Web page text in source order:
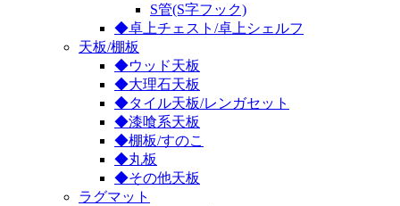
S管(S字フック)
◆卓上チェスト/卓上シェルフ
天板/棚板
◆ウッド天板
◆大理石天板
◆タイル天板/レンガセット
◆漆喰系天板
◆棚板/すのこ
◆丸板
◆その他天板
ラグマット